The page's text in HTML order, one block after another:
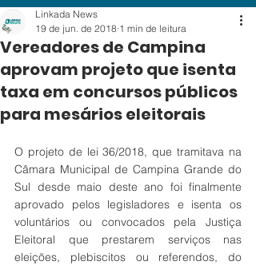
Vereadores de Campina
aprovam projeto que isenta
taxa em concursos públicos
para mesários eleitorais
Linkada News
19 de jun. de 2018 1 min de leitura
O projeto de lei 36/2018, que tramitava na
Câmara Municipal de Campina Grande do
Sul desde maio deste ano foi finalmente
aprovado pelos legisladores e isenta os
voluntários ou convocados pela Justiça
Eleitoral que prestarem serviços nas
eleições, plebiscitos ou referendos, do